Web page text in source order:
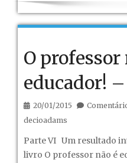
O professor
educador!
20/01/2015
decioadams
Parte VI Um resultado
livro O professor não é